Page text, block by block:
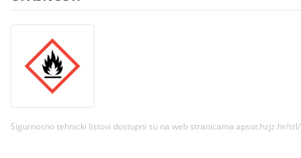
Sigurnosno tehnicki listovi dostupni su na web stranicama apsot.hzjz.hr/stl/